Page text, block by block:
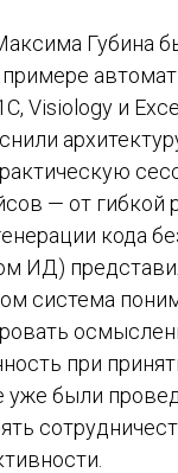
Губина
Visiology и
— от гибкой
кода
ИД)
система
при
были